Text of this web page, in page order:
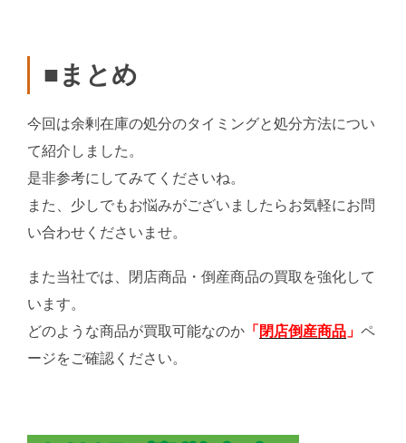
■まとめ
今回は余剰在庫の処分のタイミングと処分方法につい
て紹介しました。
是非参考にしてみてくださいね。
また、少しでもお悩みがございましたらお気軽にお問
い合わせくださいませ。
また当社では、閉店商品・倒産商品の買取を強化して
います。
どのような商品が買取可能なのか 「 閉店倒産商品 」 ペ
ージをご確認ください。